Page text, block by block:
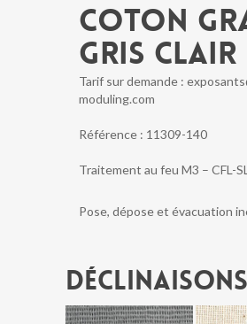
COTON
GRIS CLAIR
Tarif sur demande :
moduling.com
Référence : 11309-140
Traitement au feu M3 – CFL-SL
Pose, dépose et évacuation
Déclinaisons